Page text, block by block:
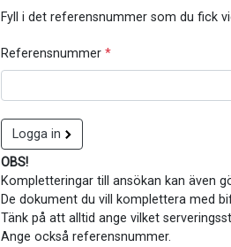
Fyll i det referensnummer som du fick
Referensnummer *
Logga in
OBS!
Kompletteringar till ansökan kan även
De dokument du vill komplettera med
Tänk på att alltid ange vilket
Ange också referensnummer.